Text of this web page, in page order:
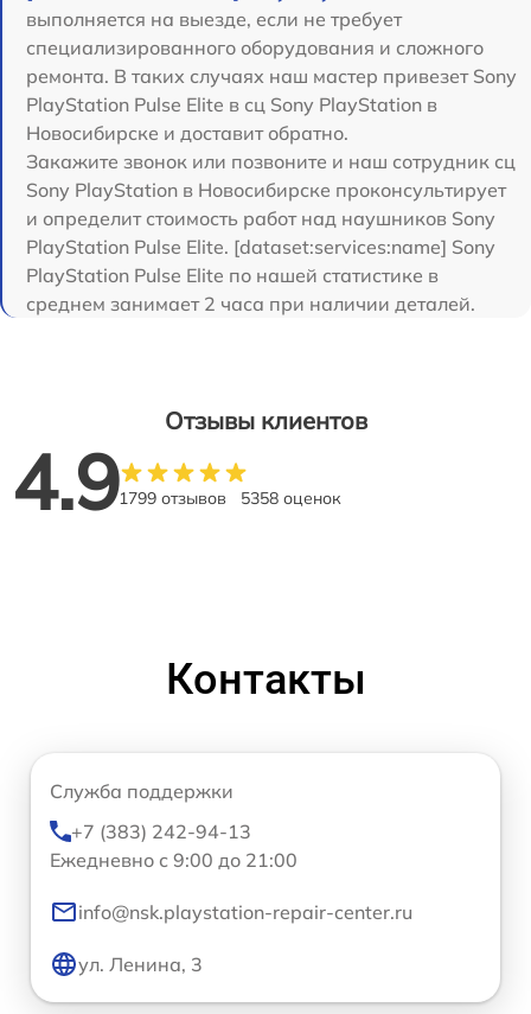
выполняется на выезде, если не требует
специализированного оборудования и сложного
ремонта. В таких случаях наш мастер привезет Sony
PlayStation Pulse Elite в сц Sony PlayStation в
Новосибирске и доставит обратно.
Закажите звонок или позвоните и наш сотрудник сц
Sony PlayStation в Новосибирске проконсультирует
и определит стоимость работ над наушников Sony
PlayStation Pulse Elite. [dataset:services:name] Sony
PlayStation Pulse Elite по нашей статистике в
среднем занимает 2 часа при наличии деталей.
Отзывы клиентов
4.91799 отзывов 5358 оценок
Контакты
Служба поддержки
+7 (383) 242-94-13
Ежедневно с 9:00 до 21:00
info@nsk.playstation-repair-center.ru
ул. Ленина, 3